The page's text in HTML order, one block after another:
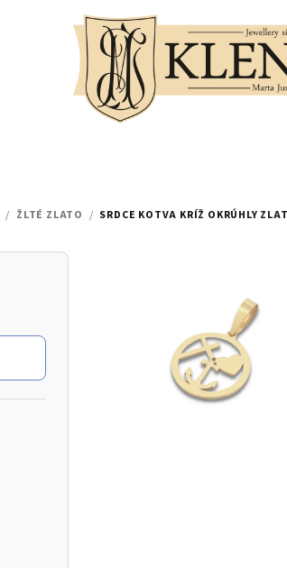
/ ŽLTÉ ZLATO / SRDCE KOTVA KRÍŽ OKRÚHLY